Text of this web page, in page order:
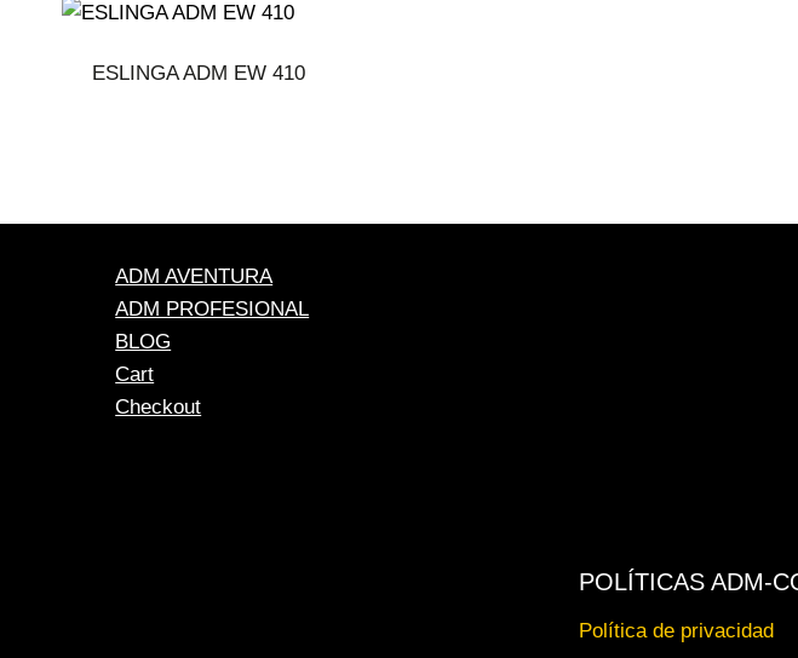
ESLINGA ADM EW 410
ADM AVENTURA
ADM PROFESIONAL
BLOG
Cart
Checkout
POLÍTICAS ADM-
Política de privacidad